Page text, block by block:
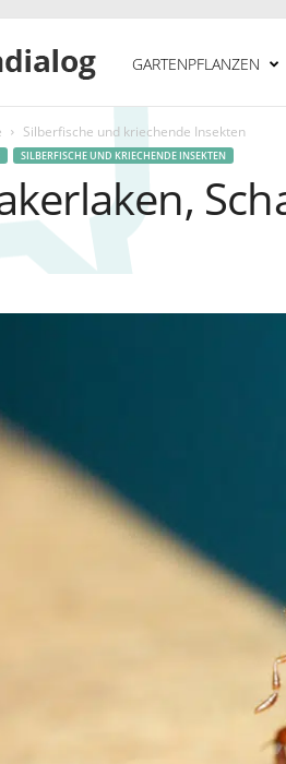
a
n
GARTENPFLANZEN
Silberfische und kriechende Insekten
SILBERFISCHE UND KRIECHENDE INSEKTEN